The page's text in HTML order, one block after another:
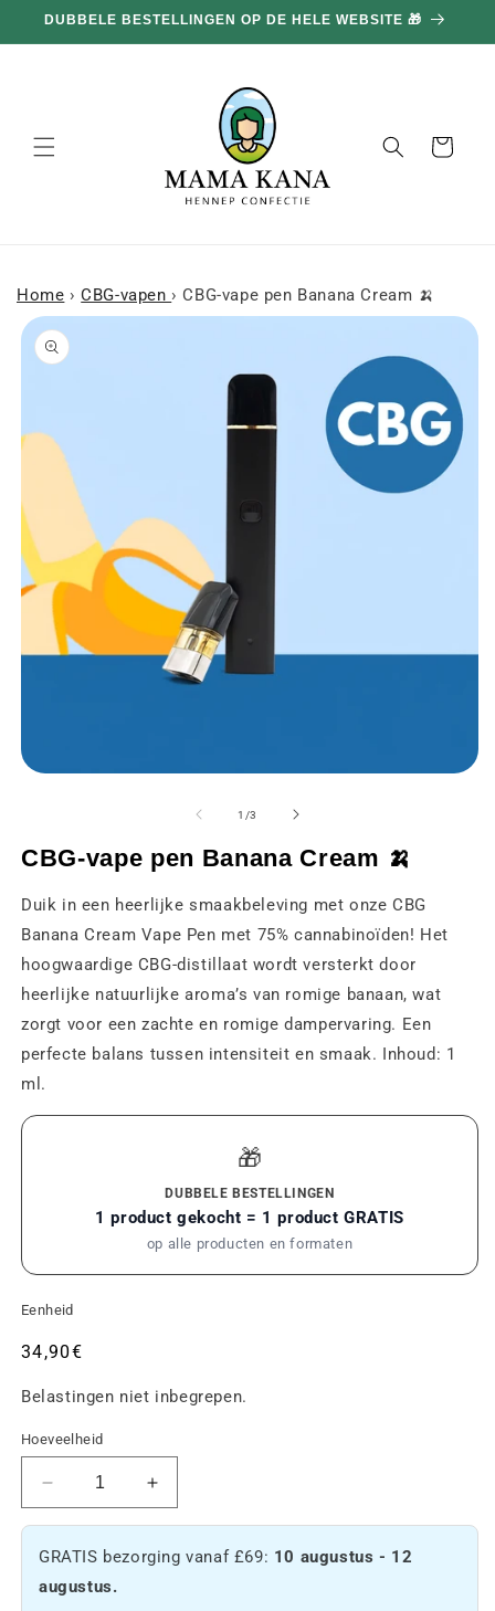
doorgaan
naar
DUBBELE BESTELLINGEN OP DE HELE WEBSITE 🎁
Mand
Home › CBG-vapen › CBG-vape pen Banana Cream 🍌
naar
een
modaal
1 /van
3
CBG-vape pen Banana Cream 🍌
Duik in een heerlijke smaakbeleving met onze CBG
Banana Cream Vape Pen met 75% cannabinoïden! Het
hoogwaardige CBG-distillaat wordt versterkt door
heerlijke natuurlijke aroma’s van romige banaan, wat
zorgt voor een zachte en romige dampervaring. Een
perfecte balans tussen intensiteit en smaak. Inhoud: 1
ml.
🎁
DUBBELE BESTELLINGEN
1 product gekocht = 1 product GRATIS
op alle producten en formaten
Eenheid
Gebruikelijke
34,90€
Belastingen niet inbegrepen.
Hoeveelheid
hoeveelheid
Banana
Cream-
De
hoeveelheid
Banana
GRATIS bezorging vanaf £69: 10 augustus - 12
augustus.